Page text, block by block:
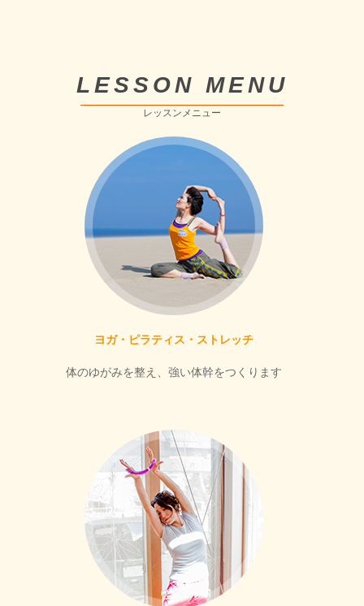
LESSON MENU
レッスンメニュー
ヨガ・ピラティス・ストレッチ
体のゆがみを整え、強い体幹をつくります